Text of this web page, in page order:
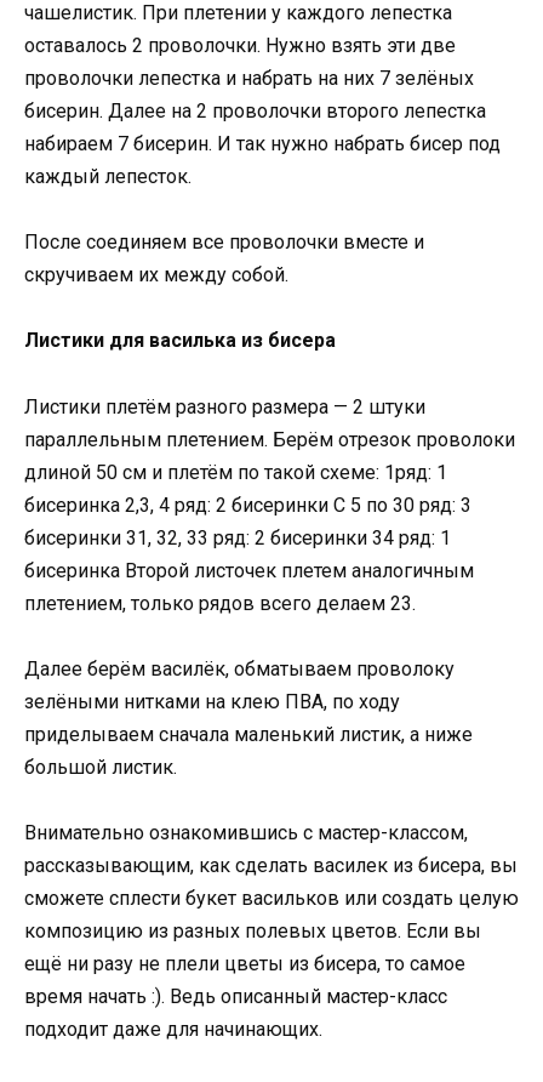
чашелистик. При плетении у каждого лепестка
оставалось 2 проволочки. Нужно взять эти две
проволочки лепестка и набрать на них 7 зелёных
бисерин. Далее на 2 проволочки второго лепестка
набираем 7 бисерин. И так нужно набрать бисер под
каждый лепесток.
После соединяем все проволочки вместе и
скручиваем их между собой.
Листики для василька из бисера
Листики плетём разного размера — 2 штуки
параллельным плетением. Берём отрезок проволоки
длиной 50 см и плетём по такой схеме: 1ряд: 1
бисеринка 2,3, 4 ряд: 2 бисеринки С 5 по 30 ряд: 3
бисеринки 31, 32, 33 ряд: 2 бисеринки 34 ряд: 1
бисеринка Второй листочек плетем аналогичным
плетением, только рядов всего делаем 23.
Далее берём василёк, обматываем проволоку
зелёными нитками на клею ПВА, по ходу
приделываем сначала маленький листик, а ниже
большой листик.
Внимательно ознакомившись с мастер-классом,
рассказывающим, как сделать василек из бисера, вы
сможете сплести букет васильков или создать целую
композицию из разных полевых цветов. Если вы
ещё ни разу не плели цветы из бисера, то самое
время начать :). Ведь описанный мастер-класс
подходит даже для начинающих.